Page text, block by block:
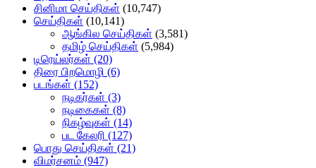
சினிமா செய்திகள் (10,747)
செய்திகள் (10,141)
ஆங்கில செய்திகள் (3,581)
தமிழ் செய்திகள் (5,984)
டிரெய்லர்கள் (20)
திரை பிறமொழி (6)
படங்கள் (152)
நடிகர்கள் (3)
நடிகைகள் (8)
நிகழ்வுகள் (14)
பட கேலரி (127)
பொது செய்திகள் (21)
விமர்சனம் (947)